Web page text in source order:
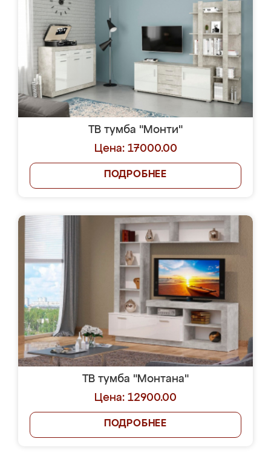
ТВ тумба "Монти"
Цена: 17000.00
ПОДРОБНЕЕ
ТВ тумба "Монтана"
Цена: 12900.00
ПОДРОБНЕЕ